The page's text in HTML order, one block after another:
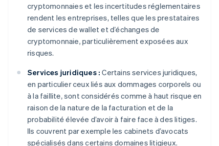
cryptomonnaies et les incertitudes réglementaires
rendent les entreprises, telles que les prestataires
de services de wallet et d’échanges de
cryptomonnaie, particulièrement exposées aux
risques.
Services juridiques : Certains services juridiques,
en particulier ceux liés aux dommages corporels ou
à la faillite, sont considérés comme à haut risque en
raison de la nature de la facturation et de la
probabilité élevée d’avoir à faire face à des litiges.
Ils couvrent par exemple les cabinets d’avocats
spécialisés dans certains domaines litigieux.